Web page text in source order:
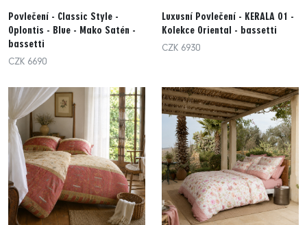
Povlečení - Classic Style -
Oplontis - Blue - Mako Satén -
bassetti
CZK 6690
Luxusní Povlečení - KERALA O1 -
Kolekce Oriental - bassetti
CZK 6930